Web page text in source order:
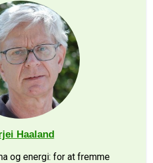
Haaland
og energi: for at fremme